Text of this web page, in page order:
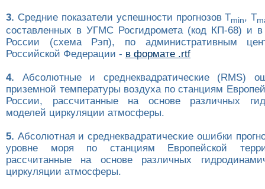
3. Средние показатели успешности прогнозов Tmin, T
составленных в УГМС Росгидромета (код КП-68) и в
России (схема Рэп), по административным
Российской Федерации - в формате .rtf
4. Абсолютные и среднеквадратические (RMS)
приземной температуры воздуха по станциям
России, рассчитанные на основе различных
моделей циркуляции атмосферы.
5. Абсолютная и среднеквадратические ошибки
уровне моря по станциям Европейской
рассчитанные на основе различных
циркуляции атмосферы.